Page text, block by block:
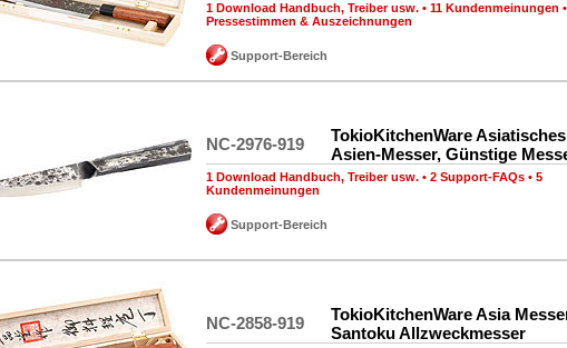
1 Download Handbuch, Treiber usw. • 11 Kundenmeinungen •
Pressestimmen & Auszeichnungen
Support-Bereich
NC-2976-919
TokioKitchenWare
Asien-Messer, Günstige
1 Download Handbuch, Treiber usw. • 2 Support-FAQs • 5
Kundenmeinungen
Support-Bereich
NC-2858-919
TokioKitchenWare Asia
Santoku Allzweckmesser